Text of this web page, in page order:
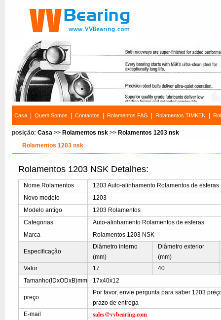
Casa Quem Somos Contactos Rolamentos FAG Rolamentos TIMKEN
posição: Casa >> Rolamentos nsk >> Rolamentos 1203 nsk
Rolamentos 1203 nsk
Rolamentos 1203 NSK Detalhes:
Nome Rolamentos
1203 Auto-alinhamento Rolamentos de esferas
Novo modelo
1203
Modelo antigo
1203 Rolamentos
Categorias
Auto-alinhamento Rolamentos de esferas
Marca
Rolamentos 1203 NSK
Especificação
Diâmetro interno
(mm)
Diâmetro exterior
(mm)
Valor
17
40
Tamanho(IDxODxB)mm
17x40x12
preço
Por favor, envie pergunta para saber 1203
prazo de entrega
E-mail
sales@vvbearing.com